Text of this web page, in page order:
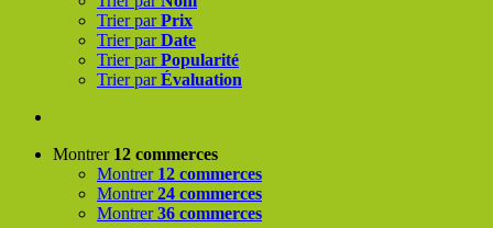
Trier parPrix
Trier parDate
Trier parPopularité
Trier parÉvaluation
Montrer 12 commerces
Montrer 12 commerces
Montrer24 commerces
Montrer36 commerces